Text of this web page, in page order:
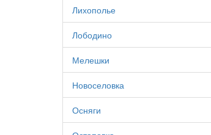
Лихополье
Лободино
Мелешки
Новоселовка
Осняги